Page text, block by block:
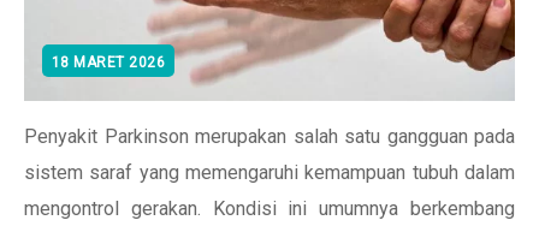
18 MARET 2026
Penyakit Parkinson merupakan salah satu gangguan pada
sistem saraf yang memengaruhi kemampuan tubuh dalam
mengontrol gerakan. Kondisi ini umumnya berkembang